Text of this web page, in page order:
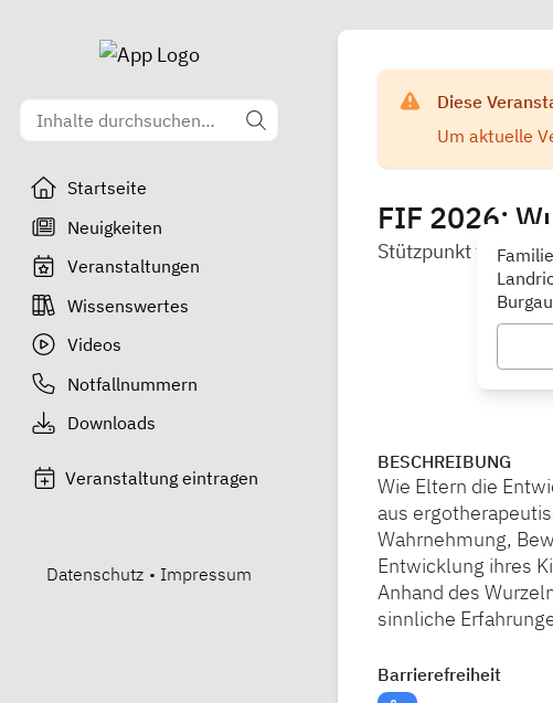
Startseite
Neuigkeiten
Veranstaltungen
Wissenswertes
Videos
Notfallnummern
Downloads
Veranstaltung eintragen
Datenschutz • Impressum
Diese
Um aktuelle
FIF 2026:
Stützpunkt für
Burgau
BESCHREIBUNG
Wie Eltern die
aus
Wahrnehmung,
Entwicklung ihres
Anhand des
sinnliche
Barrierefreiheit